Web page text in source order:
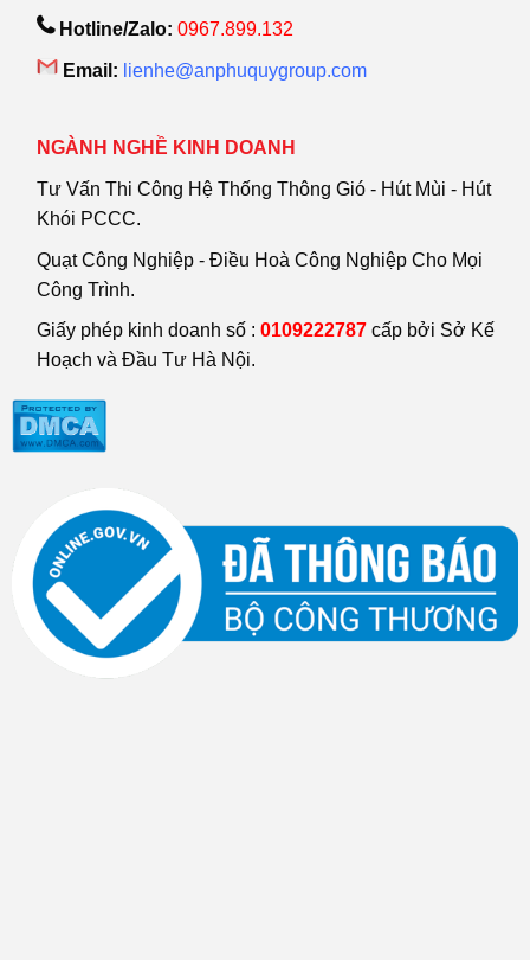
Hotline/Zalo: 0967.899.132
Email: lienhe@anphuquygroup.com
NGÀNH NGHỀ KINH DOANH
Tư Vấn Thi Công Hệ Thống Thông Gió - Hút Mùi - Hút
Khói PCCC.
Quạt Công Nghiệp - Điều Hoà Công Nghiệp Cho Mọi
Công Trình.
Giấy phép kinh doanh số : 0109222787 cấp bởi Sở Kế
Hoạch và Đầu Tư Hà Nội.